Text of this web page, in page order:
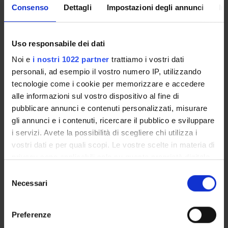
Consenso Dettagli Impostazioni degli annunci
Uso responsabile dei dati
Noi e i nostri 1022 partner trattiamo i vostri dati
personali, ad esempio il vostro numero IP, utilizzando
tecnologie come i cookie per memorizzare e accedere
alle informazioni sul vostro dispositivo al fine di
pubblicare annunci e contenuti personalizzati, misurare
gli annunci e i contenuti, ricercare il pubblico e sviluppare
i servizi. Avete la possibilità di scegliere chi utilizza i
vostri dati e per quali scopi. Le vostre scelte in materia di
modificare o revocare il proprio consenso in qualsiasi
momento dalla Dichiarazione sui cookie o facendo clic
delNecessari
Preferenze
immunoistochimiche, biochimiche e proteomiche funzionali
al fine di evidenziare eventuali differenze significative tra i
due Gruppi.
ENTI FINANZIATORI:
Fondazione Cariverona
Finanziamento:
assegnato e gestito dal Dipartimento
Programma:ENTI.RIC - Finanziamento da enti vari per la
ricerca